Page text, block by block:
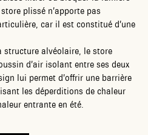
plissé n’apporte pas
car il est constitué d’une
structure alvéolaire, le store
d’air isolant entre ses deux
lui permet d’offrir une barrière
les déperditions de chaleur
entrante en été.